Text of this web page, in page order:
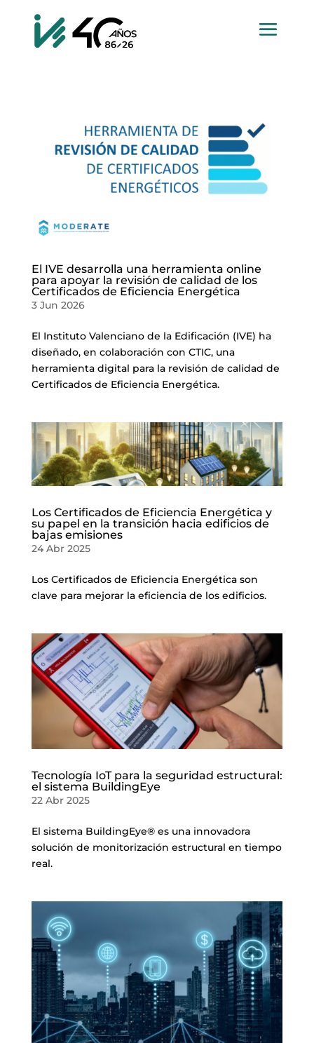
El IVE desarrolla una herramienta online
para apoyar la revisión de calidad de los
Certificados de Eficiencia Energética
3 Jun 2026
El Instituto Valenciano de la Edificación (IVE) ha
diseñado, en colaboración con CTIC, una
herramienta digital para la revisión de calidad de
Certificados de Eficiencia Energética.
Los Certificados de Eficiencia Energética y
su papel en la transición hacia edificios de
bajas emisiones
24 Abr 2025
Los Certificados de Eficiencia Energética son
clave para mejorar la eficiencia de los edificios.
Tecnología IoT para la seguridad estructural:
el sistema BuildingEye
22 Abr 2025
El sistema BuildingEye® es una innovadora
solución de monitorización estructural en tiempo
real.